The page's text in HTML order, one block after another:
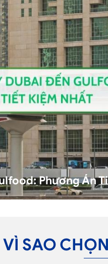
Phương Án
VÌ SAO CHỌN